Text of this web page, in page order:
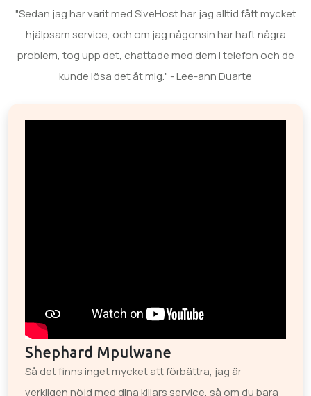
"Sedan jag har varit med SiveHost har jag alltid fått mycket
hjälpsam service, och om jag någonsin har haft några
problem, tog upp det, chattade med dem i telefon och de
kunde lösa det åt mig." - Lee-ann Duarte
Shephard Mpulwane
Så det finns inget mycket att förbättra, jag är
verkligen nöjd med dina killars service, så om du bara